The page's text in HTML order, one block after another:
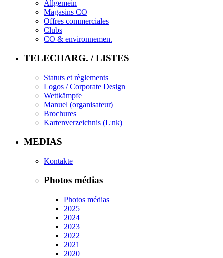
Allgemein
Magasins CO
Offres commerciales
Clubs
CO & environnement
TELECHARG. / LISTES
Statuts et règlements
Logos / Corporate Design
Wettkämpfe
Manuel (organisateur)
Brochures
Kartenverzeichnis (Link)
MEDIAS
Kontakte
Photos médias
Photos médias
2025
2024
2023
2022
2021
2020